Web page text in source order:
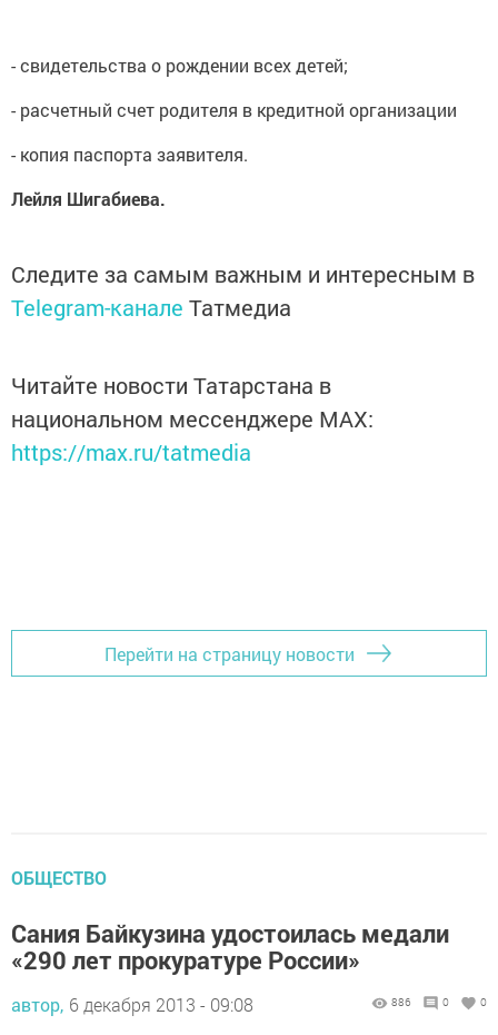
- свидетельства о рождении всех детей;
- расчетный счет родителя в кредитной организации
- копия паспорта заявителя.
Лейля Шигабиева.
Следите за самым важным и интересным в
Telegram-канале Татмедиа
Читайте новости Татарстана в
национальном мессенджере MАХ:
https://max.ru/tatmedia
Перейти на страницу новости
ОБЩЕСТВО
Сания Байкузина удостоилась медали
«290 лет прокуратуре России»
автор, 6 декабря 2013 - 09:08 886 0 0